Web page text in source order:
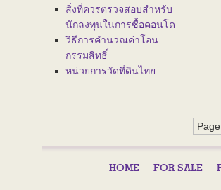
สิ่งที่ควรตรวจสอบสำหรับ
นักลงทุนในการซื้อคอนโด
วิธีการคำนวณค่าโอน
กรรมสิทธิ์
หน่วยการวัดที่ดินไทย
HOME FOR SALE